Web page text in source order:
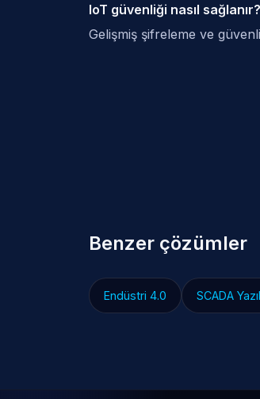
IoT güvenliği nasıl sağlanır?
Gelişmiş şifreleme ve
Benzer çözümler
Endüstri 4.0 SCADA